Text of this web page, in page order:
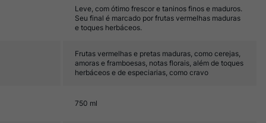
Leve, com ótimo frescor e taninos finos e maduros.
Seu final é marcado por frutas vermelhas maduras
e toques herbáceos.
Frutas vermelhas e pretas maduras, como cerejas,
amoras e framboesas, notas florais, além de toques
herbáceos e de especiarias, como cravo
750 ml